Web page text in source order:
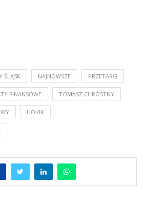
ŚLĄSK NAJNOWSZE PRZETARG
FINANSOWE TOMASZ CHRÓSTNY
UOKIK